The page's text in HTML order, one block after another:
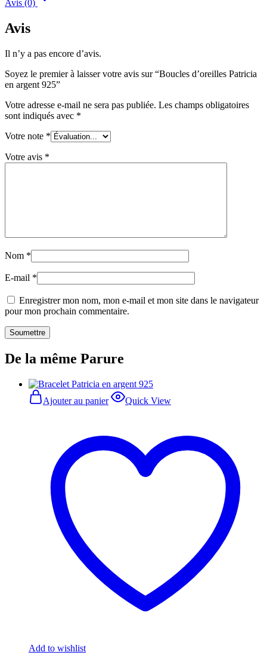
Avis (0)
Avis
Il n’y a pas encore d’avis.
Soyez le premier à laisser votre avis sur “Boucles d’oreilles Patricia
en argent 925”
Votre adresse e-mail ne sera pas publiée. Les champs obligatoires
sont indiqués avec *
Votre note *
Votre avis *
Nom *
E-mail *
Enregistrer mon nom, mon e-mail et mon site dans le navigateur
pour mon prochain commentaire.
De la même Parure
Ajouter au panier Quick View
Add to wishlist